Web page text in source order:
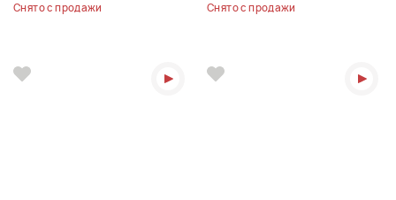
Снято с продажи Снято с продажи